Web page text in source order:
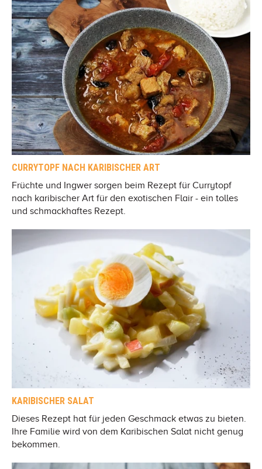
CURRYTOPF NACH KARIBISCHER ART
Früchte und Ingwer sorgen beim Rezept für Currytopf
nach karibischer Art für den exotischen Flair - ein tolles
und schmackhaftes Rezept.
KARIBISCHER SALAT
Dieses Rezept hat für jeden Geschmack etwas zu bieten.
Ihre Familie wird von dem Karibischen Salat nicht genug
bekommen.